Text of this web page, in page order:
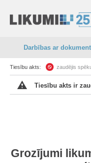
Darbības ar
Tiesību akts: zaudējis
Tiesību akts ir
Grozījumi